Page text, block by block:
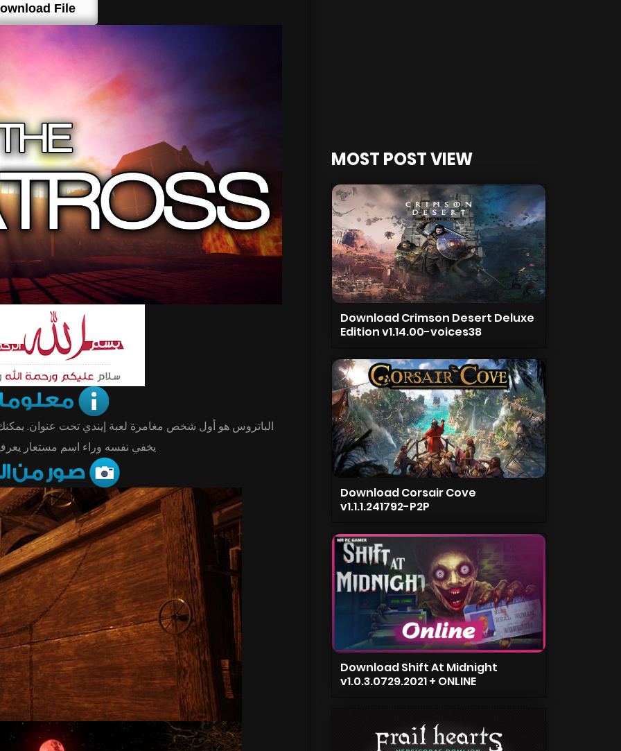
File
الباتروس هو أول شخص مغامرة لعبة إيندي تحت عنوان.
يخفي نفسه وراء اسم مستعار
MOST POST VIEW
Download Crimson Desert Deluxe
Edition v1.14.00-voices38
Download Corsair Cove
v1.1.1.241792-P2P
Download Shift At Midnight
v1.0.3.0729.2021 + ONLINE